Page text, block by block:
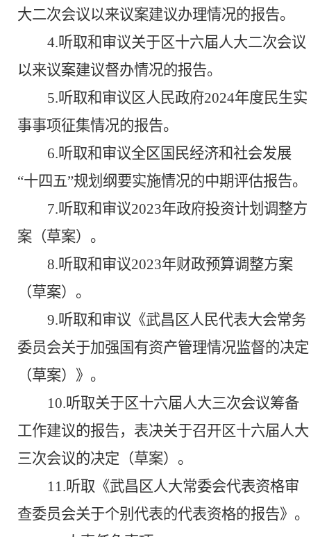
大二次会议以来议案建议办理情况的报告。
4.听取和审议关于区十六届人大二次会议
以来议案建议督办情况的报告。
5.听取和审议区人民政府2024年度民生实
事事项征集情况的报告。
6.听取和审议全区国民经济和社会发展
“十四五”规划纲要实施情况的中期评估报告。
7.听取和审议2023年政府投资计划调整方
案（草案）。
8.听取和审议2023年财政预算调整方案
（草案）。
9.听取和审议《武昌区人民代表大会常务
委员会关于加强国有资产管理情况监督的决定
（草案）》 。
10.听取关于区十六届人大三次会议筹备
工作建议的报告，表决关于召开区十六届人大
三次会议的决定（草案）。
11.听取《武昌区人大常委会代表资格审
查委员会关于个别代表的代表资格的报告》 。